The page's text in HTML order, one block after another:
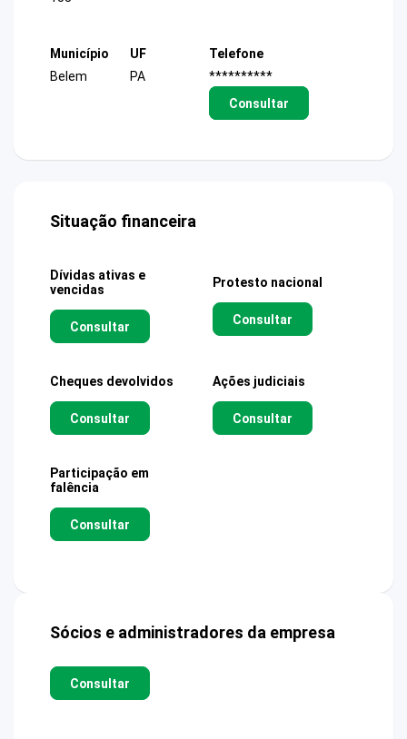
Município
Belem
UF
PA
Telefone
**********
Consultar
Situação financeira
Dívidas ativas e
vencidas
Consultar
Protesto nacional
Consultar
Cheques devolvidos
Consultar
Ações judiciais
Consultar
Participação em
falência
Consultar
Sócios e administradores da empresa
Consultar